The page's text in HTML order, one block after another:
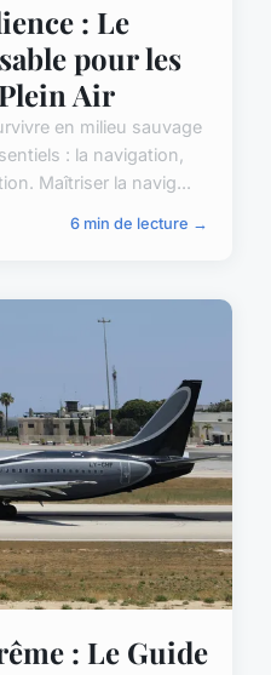
: Le
pour les
Air
en milieu sauvage
: la navigation,
Maîtriser la navig...
6 min de lecture →
: Le Guide